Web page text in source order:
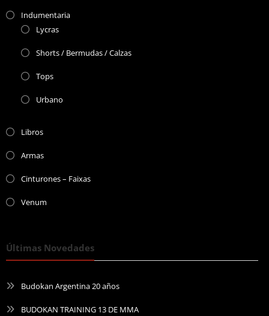
Indumentaria
Lycras
Shorts / Bermudas / Calzas
Tops
Urbano
Libros
Armas
Cinturones – Faixas
Venum
Últimas Novedades
Budokan Argentina 20 años
BUDOKAN TRAINING 13 DE MMA